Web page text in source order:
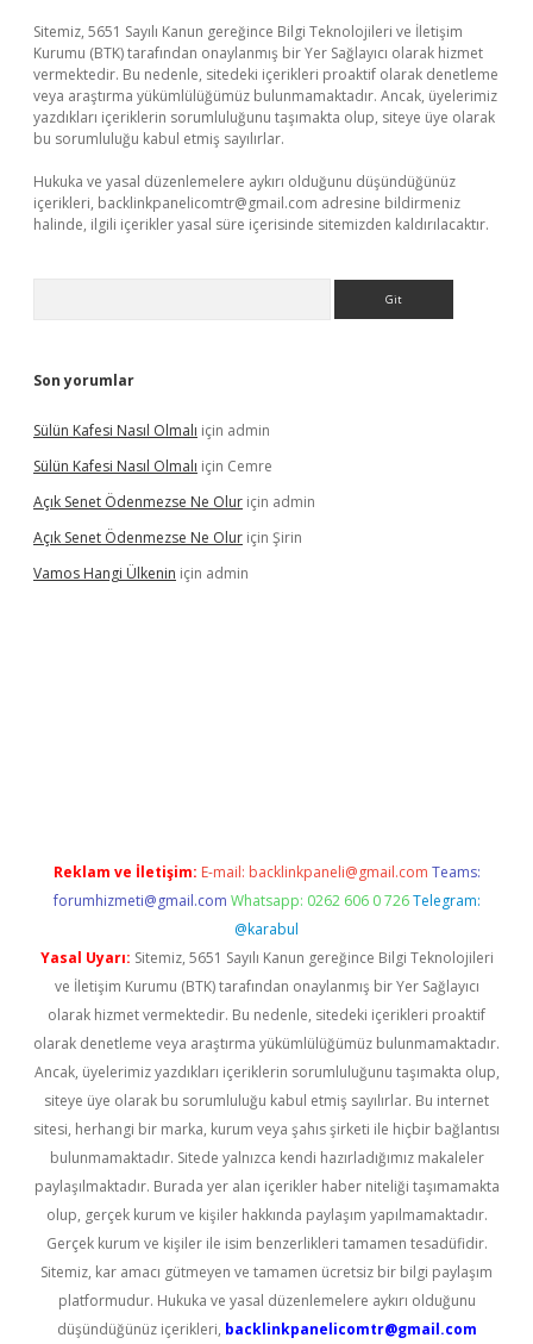
Sitemiz, 5651 Sayılı Kanun gereğince Bilgi Teknolojileri ve İletişim
Kurumu (BTK) tarafından onaylanmış bir Yer Sağlayıcı olarak hizmet
vermektedir. Bu nedenle, sitedeki içerikleri proaktif olarak denetleme
veya araştırma yükümlülüğümüz bulunmamaktadır. Ancak, üyelerimiz
yazdıkları içeriklerin sorumluluğunu taşımakta olup, siteye üye olarak
bu sorumluluğu kabul etmiş sayılırlar.
Hukuka ve yasal düzenlemelere aykırı olduğunu düşündüğünüz
içerikleri, backlinkpanelicomtr@gmail.com adresine bildirmeniz
halinde, ilgili içerikler yasal süre içerisinde sitemizden kaldırılacaktır.
Son yorumlar
Sülün Kafesi Nasıl Olmalı için admin
Sülün Kafesi Nasıl Olmalı için Cemre
Açık Senet Ödenmezse Ne Olur için admin
Açık Senet Ödenmezse Ne Olur için Şirin
Vamos Hangi Ülkenin için admin
Reklam ve İletişim: E-mail: backlinkpaneli@gmail.com Teams:
forumhizmeti@gmail.com Whatsapp: 0262 606 0 726 Telegram:
@karabul
Yasal Uyarı: Sitemiz, 5651 Sayılı Kanun gereğince Bilgi Teknolojileri
ve İletişim Kurumu (BTK) tarafından onaylanmış bir Yer Sağlayıcı
olarak hizmet vermektedir. Bu nedenle, sitedeki içerikleri proaktif
olarak denetleme veya araştırma yükümlülüğümüz bulunmamaktadır.
Ancak, üyelerimiz yazdıkları içeriklerin sorumluluğunu taşımakta olup,
siteye üye olarak bu sorumluluğu kabul etmiş sayılırlar. Bu internet
sitesi, herhangi bir marka, kurum veya şahıs şirketi ile hiçbir bağlantısı
bulunmamaktadır. Sitede yalnızca kendi hazırladığımız makaleler
paylaşılmaktadır. Burada yer alan içerikler haber niteliği taşımamakta
olup, gerçek kurum ve kişiler hakkında paylaşım yapılmamaktadır.
Gerçek kurum ve kişiler ile isim benzerlikleri tamamen tesadüfidir.
Sitemiz, kar amacı gütmeyen ve tamamen ücretsiz bir bilgi paylaşım
platformudur. Hukuka ve yasal düzenlemelere aykırı olduğunu
düşündüğünüz içerikleri, backlinkpanelicomtr@gmail.com